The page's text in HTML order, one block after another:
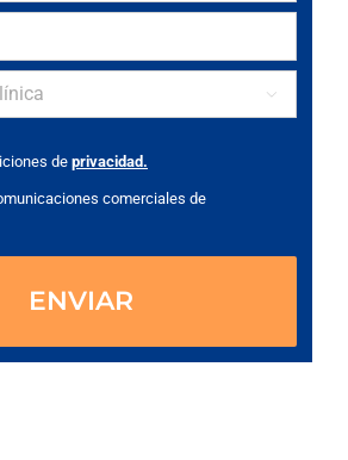

de privacidad.
comerciales de